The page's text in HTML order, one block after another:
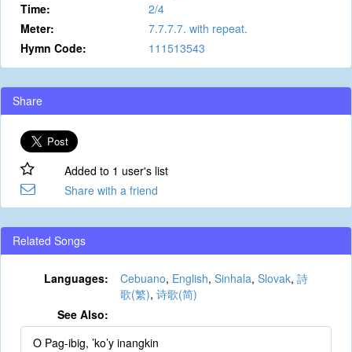
Time:
2/4
Meter:
7.7.7.7. with repeat.
Hymn Code:
111513543
Share
Added to 1 user's list
Share with a friend
Related Songs
Languages: Cebuano, English, Sinhala, Slovak, 詩
歌(繁), 诗歌(简)
See Also:
O Pag-ibig, ’ko’y inangkin